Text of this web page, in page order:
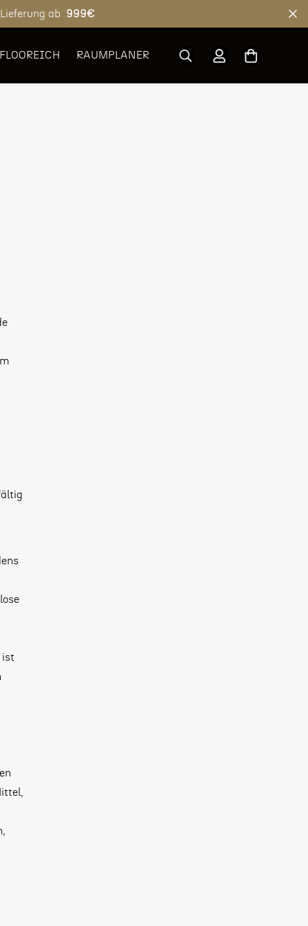
ab 999€
RAUMPLANER
ist